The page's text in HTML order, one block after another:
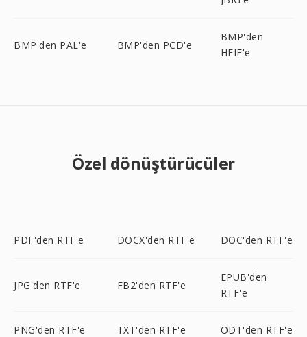
BMP'den PAL'e BMP'den PCD'e
BMP'den
HEIF'e
Özel dönüştürücüler
PDF'den RTF'e DOCX'den RTF'e DOC'den RTF'e
JPG'den RTF'e FB2'den RTF'e
EPUB'den
RTF'e
PNG'den RTF'e TXT'den RTF'e ODT'den RTF'e